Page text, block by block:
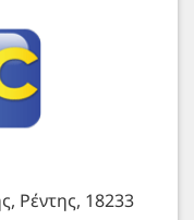
Ρέντης, 18233